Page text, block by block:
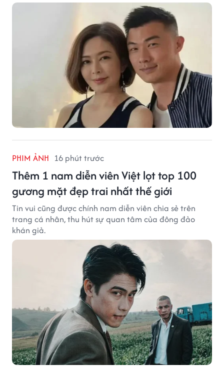
này.
PHIM ẢNH 16 phút trước
Thêm 1 nam diễn viên Việt lọt top 100
gương mặt đẹp trai nhất thế giới
Tin vui cũng được chính nam diễn viên chia sẻ trên
trang cá nhân, thu hút sự quan tâm của đông đảo
khán giả.